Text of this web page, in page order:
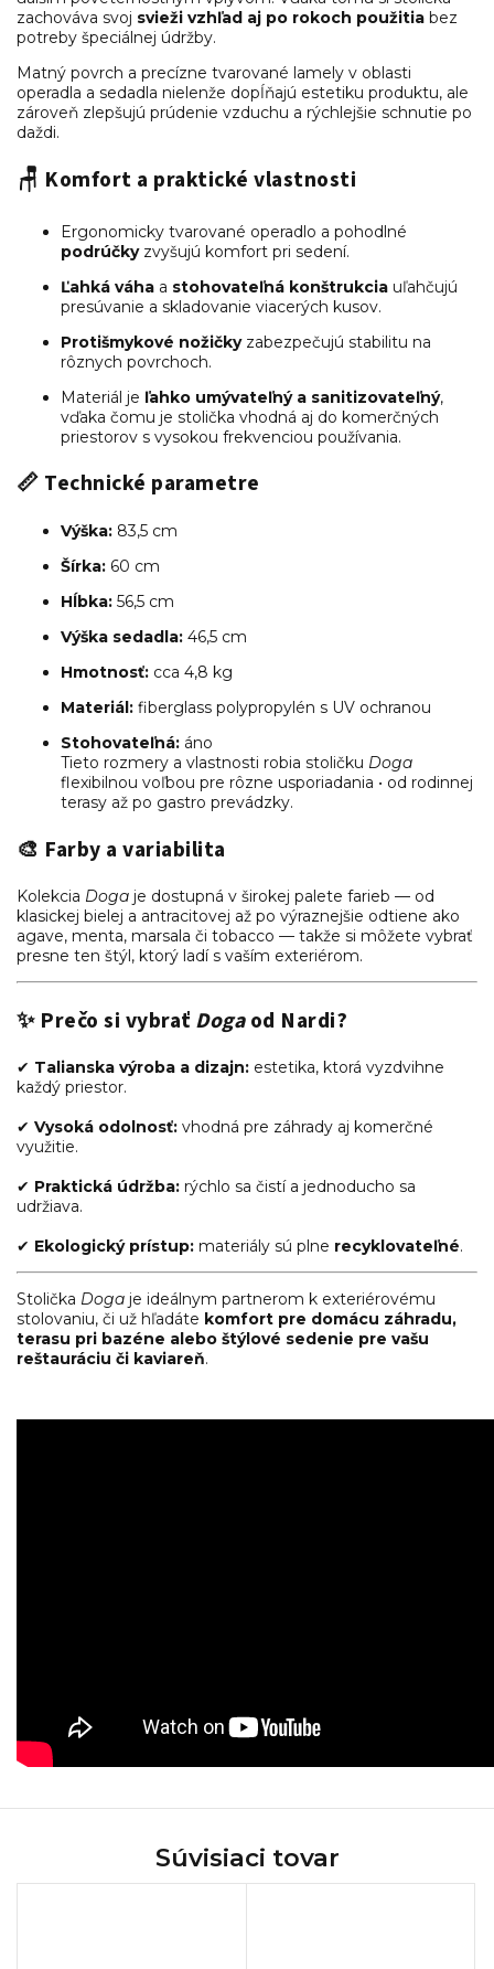
zachováva svoj svieži vzhľad aj po rokoch použitia bez
potreby špeciálnej údržby.
Matný povrch a precízne tvarované lamely v oblasti
operadla a sedadla nielenže dopĺňajú estetiku produktu, ale
zároveň zlepšujú prúdenie vzduchu a rýchlejšie schnutie po
daždi.
🪑 Komfort a praktické vlastnosti
Ergonomicky tvarované operadlo a pohodlné
podrúčkyzvyšujú komfort pri sedení.
Ľahká váha a stohovateľná konštrukcia uľahčujú
presúvanie a skladovanie viacerých kusov.
Protišmykové nožičkyzabezpečujú stabilitu na
rôznych povrchoch.
Materiál je ľahko umývateľný a sanitizovateľný,
vďaka čomu je stolička vhodná aj do komerčných
priestorov s vysokou frekvenciou používania.
📏 Technické parametre
Výška: 83,5 cm
Šírka: 60 cm
Hĺbka: 56,5 cm
Výška sedadla: 46,5 cm
Hmotnosť: cca 4,8 kg
Materiál: fiberglass polypropylén s UV ochranou
Stohovateľná: áno
Tieto rozmery a vlastnosti robia stoličku Doga
flexibilnou voľbou pre rôzne usporiadania • od rodinnej
terasy až po gastro prevádzky.
🎨 Farby a variabilita
Kolekcia Doga je dostupná v širokej palete farieb — od
klasickej bielej a antracitovej až po výraznejšie odtiene ako
agave, menta, marsala či tobacco — takže si môžete vybrať
presne ten štýl, ktorý ladí s vaším exteriérom.
✨ Prečo si vybrať Dogaod Nardi?
✔ Talianska výroba a dizajn: estetika, ktorá vyzdvihne
každý priestor.
✔ Vysoká odolnosť: vhodná pre záhrady aj komerčné
využitie.
✔ Praktická údržba: rýchlo sa čistí a jednoducho sa
udržiava.
✔ Ekologický prístup: materiály sú plne recyklovateľné.
Stolička Doga je ideálnym partnerom k exteriérovému
stolovaniu, či už hľadáte komfort pre domácu záhradu,
terasu pri bazéne alebo štýlové sedenie pre vašu
reštauráciu či kaviareň.
Súvisiaci tovar